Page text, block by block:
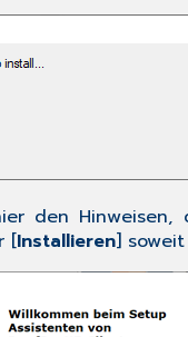
den
[Installieren]